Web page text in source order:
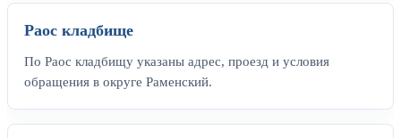
Раос кладбище
По Раос кладбищу указаны адрес, проезд и условия
обращения в округе Раменский.